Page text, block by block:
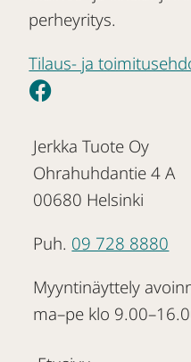
perheyritys.
Tilaus- ja
Jerkka Tuote Oy
Ohrahuhdantie 4 A
00680 Helsinki
Puh. 09 728 8880
Myyntinäyttely
ma–pe klo